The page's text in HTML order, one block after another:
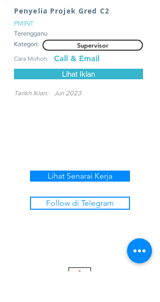
Penyelia Projek Gred C2
PMINT
Terengganu
Kategori:
Supervisor
Cara Mohon: Call & Email
Lihat Iklan
Tarikh Iklan: Jun 2023
Lihat Senarai Kerja
Follow di Telegram